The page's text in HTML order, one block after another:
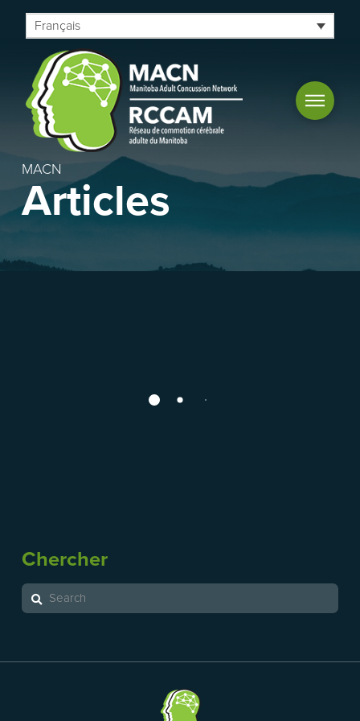
Français
MACN
Articles
Lisez notre article de Neil Craton
Chercher
Search